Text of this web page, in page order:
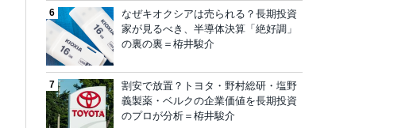
なぜキオクシアは売られる？長期投資
家が見るべき、半導体決算「絶好調」
の裏の裏＝栫井駿介
割安で放置？トヨタ・野村総研・塩野
義製薬・ベルクの企業価値を長期投資
のプロが分析＝栫井駿介